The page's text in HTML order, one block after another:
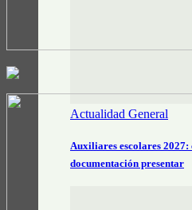
Actualidad General
Auxiliares escolares
documentación presentar